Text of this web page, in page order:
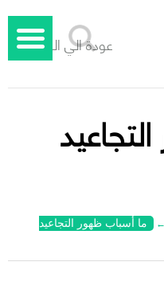
عودة الي الوراء
←
ما أسباب ظهور التجاعيد